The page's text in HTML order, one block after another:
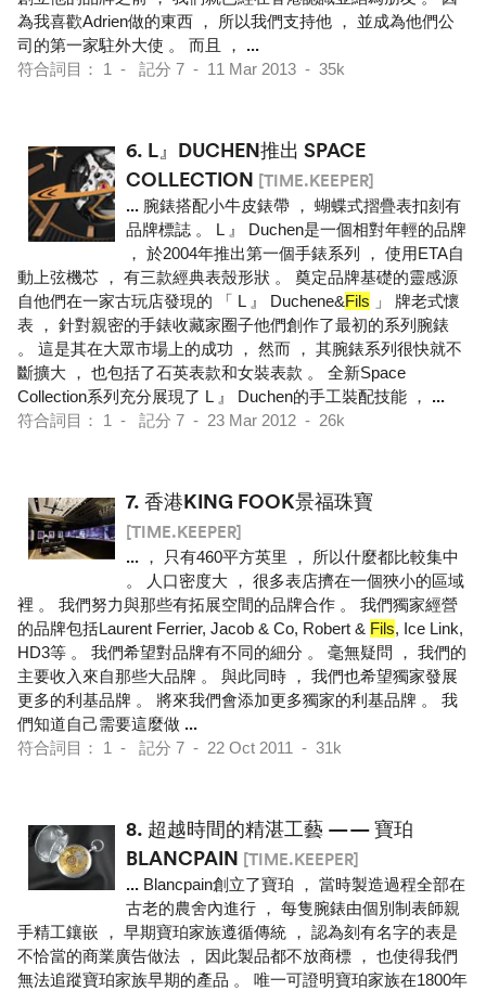
為我喜歡Adrien做的東西 ， 所以我們支持他 ， 並成為他們公
司的第一家駐外大使 。 而且 ， ...
符合詞目： 1 - 記分 7 - 11 Mar 2013 - 35k
6. L』DUCHEN推出 SPACE
COLLECTION [TIME.KEEPER]
... 腕錶搭配小牛皮錶帶 ， 蝴蝶式摺疊表扣刻有
品牌標誌 。 L 』 Duchen是一個相對年輕的品牌
， 於2004年推出第一個手錶系列 ， 使用ETA自
動上弦機芯 ， 有三款經典表殼形狀 。 奠定品牌基礎的靈感源
自他們在一家古玩店發現的 「 L 』 Duchene&Fils 」 牌老式懷
表 ， 針對親密的手錶收藏家圈子他們創作了最初的系列腕錶
。 這是其在大眾市場上的成功 ， 然而 ， 其腕錶系列很快就不
斷擴大 ， 也包括了石英表款和女裝表款 。 全新Space
Collection系列充分展現了 L 』 Duchen的手工裝配技能 ， ...
符合詞目： 1 - 記分 7 - 23 Mar 2012 - 26k
7. 香港KING FOOK景福珠寶
[TIME.KEEPER]
... ， 只有460平方英里 ， 所以什麼都比較集中
。 人口密度大 ， 很多表店擠在一個狹小的區域
裡 。 我們努力與那些有拓展空間的品牌合作 。 我們獨家經營
的品牌包括Laurent Ferrier, Jacob & Co, Robert & Fils, Ice Link,
HD3等 。 我們希望對品牌有不同的細分 。 毫無疑問 ， 我們的
主要收入來自那些大品牌 。 與此同時 ， 我們也希望獨家發展
更多的利基品牌 。 將來我們會添加更多獨家的利基品牌 。 我
們知道自己需要這麼做 ...
符合詞目： 1 - 記分 7 - 22 Oct 2011 - 31k
8. 超越時間的精湛工藝 —— 寶珀
BLANCPAIN [TIME.KEEPER]
... Blancpain創立了寶珀 ， 當時製造過程全部在
古老的農舍內進行 ， 每隻腕錶由個別制表師親
手精工鑲嵌 ， 早期寶珀家族遵循傳統 ， 認為刻有名字的表是
不恰當的商業廣告做法 ， 因此製品都不放商標 ， 也使得我們
無法追蹤寶珀家族早期的產品 。 唯一可證明寶珀家族在1800年